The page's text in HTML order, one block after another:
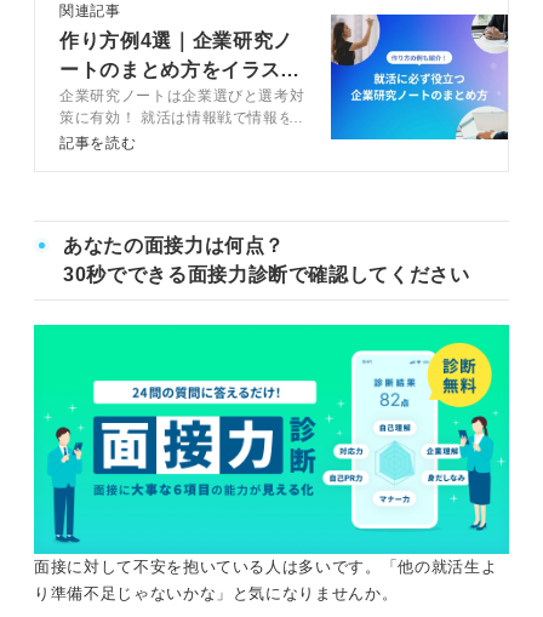
関連記事
作り方例4選｜企業研究ノ
ートのまとめ方をイラスト
付きで解説！
企業研究ノートは企業選びと選考対
策に有効！ 就活は情報戦で情報を
収集するだけでなく、いかに活かせ
アコンサルタントのアドバイスも交
えて解説しています。企業研究ノー
トで情報を整理し、企業研究を効率
記事を読む
あなたの面接力は何点？
30秒でできる面接力診断で確認してください
面接に対して不安を抱いている人は多いです。「他の就活生よ
り準備不足じゃないかな」と気になりませんか。